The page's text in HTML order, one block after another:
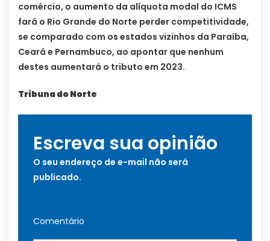
comércio, o aumento da alíquota modal do ICMS
fará o Rio Grande do Norte perder competitividade,
se comparado com os estados vizinhos da Paraíba,
Ceará e Pernambuco, ao apontar que nenhum
destes aumentará o tributo em 2023.
Tribuna do Norte
Escreva sua opinião
O seu endereço de e-mail não será
publicado.
Comentário